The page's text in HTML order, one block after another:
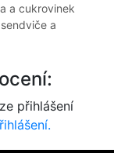
a cukrovinek
a
přihlášení